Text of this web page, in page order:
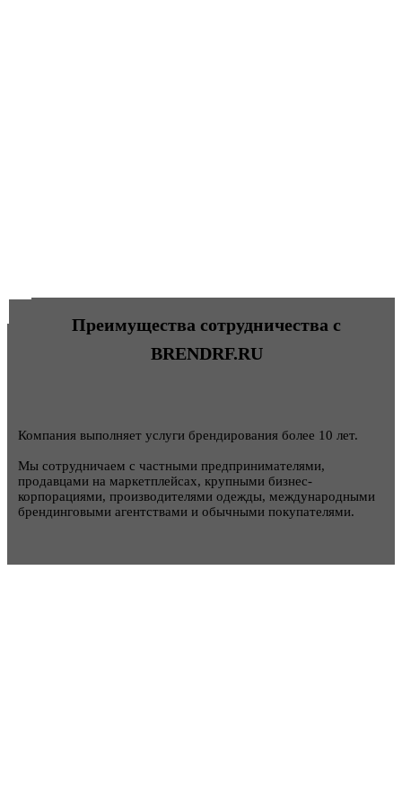
Преимущества сотрудничества с
BRENDRF.RU
Компания выполняет услуги брендирования более 10 лет.
Мы сотрудничаем с частными предпринимателями,
продавцами на маркетплейсах, крупными бизнес-
корпорациями, производителями одежды, международными
брендинговыми агентствами и обычными покупателями.